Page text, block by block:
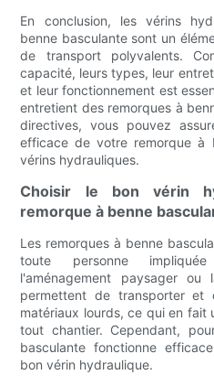
En conclusion, les vérins
benne basculante sont un
de transport polyvalents.
capacité, leurs types, leur
et leur fonctionnement est
entretient des remorques à
directives, vous pouvez
efficace de votre remorque à
vérins hydrauliques.
Choisir le bon vérin
remorque à benne
Les remorques à benne
toute personne
l'aménagement paysager
permettent de transporter et
matériaux lourds, ce qui en fait
tout chantier. Cependant,
basculante fonctionne
bon vérin hydraulique.